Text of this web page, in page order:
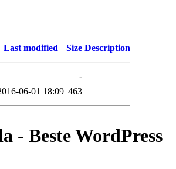
Last modified Size Description
-
06-01 18:09 463
- Beste WordPress